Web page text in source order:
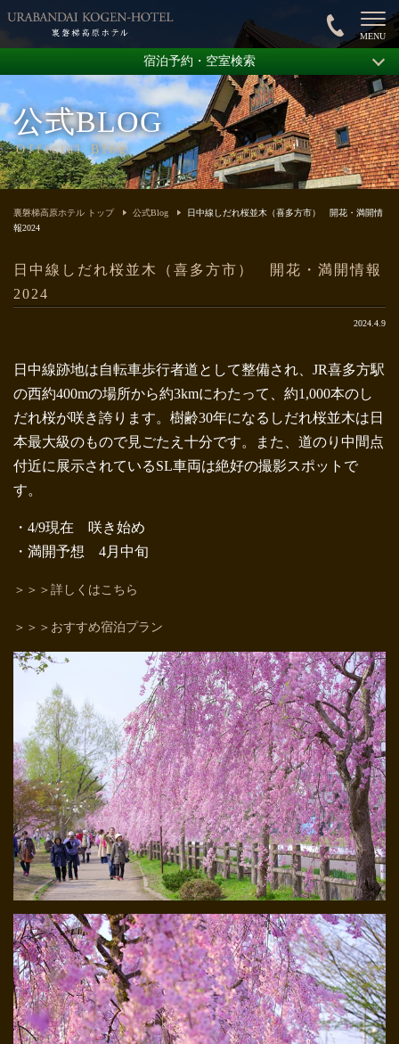
公式BLOG
Official Blog
宿泊予約・空室検索
裏磐梯高原ホテル トップ 公式Blog
日中線しだれ桜並木（喜多方市） 開花・満開情
報2024
日中線しだれ桜並木（喜多方市） 開花・満開情報
2024
2024.4.9
日中線跡地は自転車歩行者道として整備され、JR喜多方駅
の西約400mの場所から約3kmにわたって、約1,000本のし
だれ桜が咲き誇ります。樹齢30年になるしだれ桜並木は日
本最大級のもので見ごたえ十分です。また、道のり中間点
付近に展示されているSL車両は絶好の撮影スポットで
す。
・4/9現在 咲き始め
・満開予想 4月中旬
＞＞＞詳しくはこちら
＞＞＞おすすめ宿泊プラン